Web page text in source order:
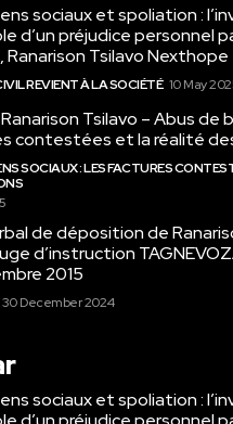
sociaux et spoliation :
d’un préjudice personnel
Ranarison Tsilavo Nexthope
REVIENT À LA SOCIÉTÉ 10 May
Tsilavo – Abus de
contestées et la réalité
SOCIAUX : LES FACTURES
de déposition de
d’instruction
2015
30 December 2024
sociaux et spoliation :